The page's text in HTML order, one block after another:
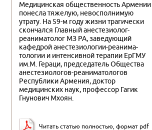
Медицинская общественность Армении
понесла тя­желую, невосполнимую
утрату. На 59-м году жизни тра­гически
скончался Главный анестезиолог-
реаниматолог МЗ РА, заведующий
кафедрой анестезиологии-реанима­
тологии и интенсивной терапии ЕрГМУ
им.М. Гераци, председатель Общества
анестезиологов-реаниматологов
Республики Армения, доктор
медицинских наук, про­фессор Гагик
Гнунович Мхоян.
Читать статью полностью, формат pdf